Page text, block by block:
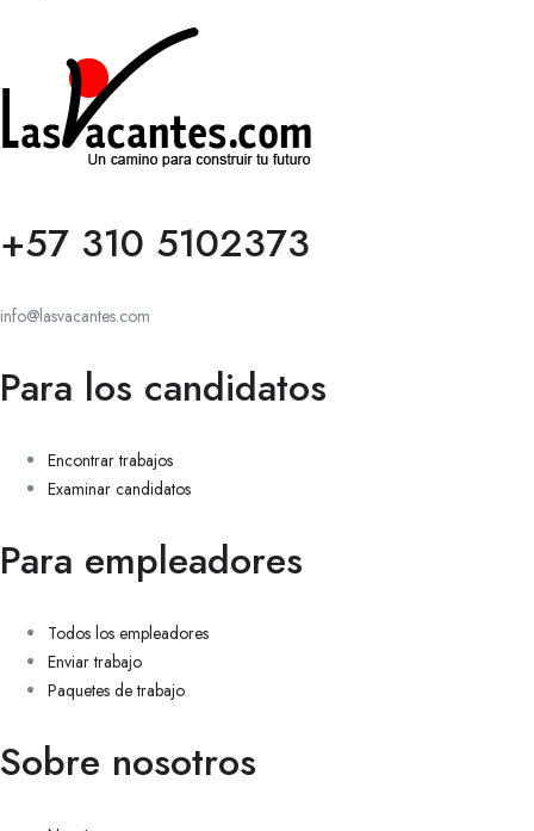
+57 310 5102373
info@lasvacantes.com
Para los candidatos
Encontrar trabajos
Examinar candidatos
Para empleadores
Todos los empleadores
Enviar trabajo
Paquetes de trabajo
Sobre nosotros